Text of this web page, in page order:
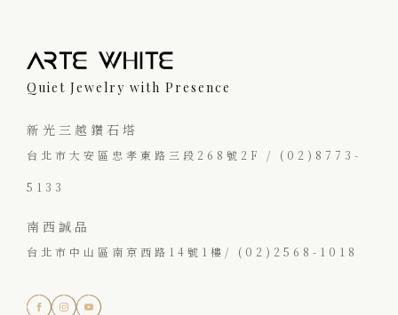
Quiet Jewelry with Presence
新光三越鑽石塔
台北市大安區忠孝東路三段268號2F / (02)8773-
5133
南西誠品
台北市中山區南京西路14號1樓/ (02)2568-1018